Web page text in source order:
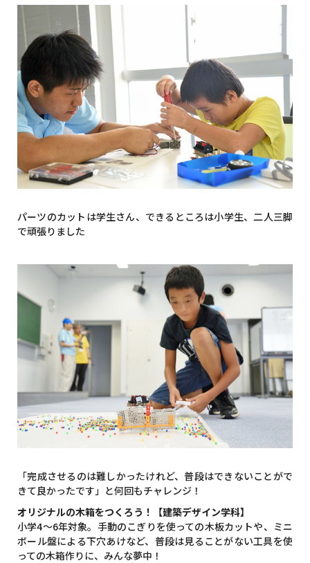
パーツのカットは学生さん、できるところは小学生、二人三脚
で頑張りました
「完成させるのは難しかったけれど、普段はできないことがで
きて良かったです」と何回もチャレンジ！
オリジナルの木箱をつくろう！【建築デザイン学科】
小学4～6年対象。手動のこぎりを使っての木板カットや、ミニ
ボール盤による下穴あけなど、普段は見ることがない工具を使
っての木箱作りに、みんな夢中！